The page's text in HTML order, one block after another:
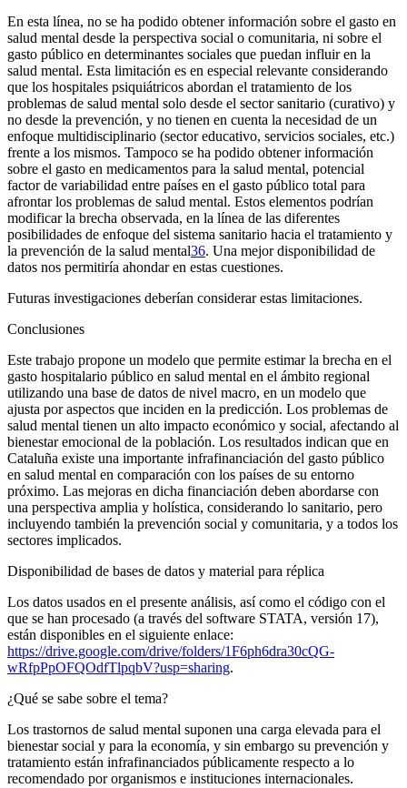
En esta línea, no se ha podido obtener información sobre el gasto en
salud mental desde la perspectiva social o comunitaria, ni sobre el
gasto público en determinantes sociales que puedan influir en la
salud mental. Esta limitación es en especial relevante considerando
que los hospitales psiquiátricos abordan el tratamiento de los
problemas de salud mental solo desde el sector sanitario (curativo) y
no desde la prevención, y no tienen en cuenta la necesidad de un
enfoque multidisciplinario (sector educativo, servicios sociales, etc.)
frente a los mismos. Tampoco se ha podido obtener información
sobre el gasto en medicamentos para la salud mental, potencial
factor de variabilidad entre países en el gasto público total para
afrontar los problemas de salud mental. Estos elementos podrían
modificar la brecha observada, en la línea de las diferentes
posibilidades de enfoque del sistema sanitario hacia el tratamiento y
la prevención de la salud mental36. Una mejor disponibilidad de
datos nos permitiría ahondar en estas cuestiones.
Futuras investigaciones deberían considerar estas limitaciones.
Conclusiones
Este trabajo propone un modelo que permite estimar la brecha en el
gasto hospitalario público en salud mental en el ámbito regional
utilizando una base de datos de nivel macro, en un modelo que
ajusta por aspectos que inciden en la predicción. Los problemas de
salud mental tienen un alto impacto económico y social, afectando al
bienestar emocional de la población. Los resultados indican que en
Cataluña existe una importante infrafinanciación del gasto público
en salud mental en comparación con los países de su entorno
próximo. Las mejoras en dicha financiación deben abordarse con
una perspectiva amplia y holística, considerando lo sanitario, pero
incluyendo también la prevención social y comunitaria, y a todos los
sectores implicados.
Disponibilidad de bases de datos y material para réplica
Los datos usados en el presente análisis, así como el código con el
que se han procesado (a través del software STATA, versión 17),
están disponibles en el siguiente enlace:
https://drive.google.com/drive/folders/1F6ph6dra30cQG-
wRfpPpOFQOdfTlpqbV?usp=sharing.
¿Qué se sabe sobre el tema?
Los trastornos de salud mental suponen una carga elevada para el
bienestar social y para la economía, y sin embargo su prevención y
tratamiento están infrafinanciados públicamente respecto a lo
recomendado por organismos e instituciones internacionales.